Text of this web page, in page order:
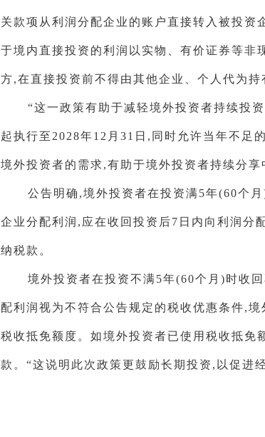
关款项从利润分配企业的账户直接转入被投资
于境内直接投资的利润以实物、有价证券等非
方,在直接投资前不得由其他企业、个人代为持
“这一政策有助于减轻境外投资者持续投
起执行至2028年12月31日,同时允许当年不足
境外投资者的需求,有助于境外投资者持续分享
公告明确,境外投资者在投资满5年(60个
企业分配利润,应在收回投资后7日内向利润分
纳税款。
境外投资者在投资不满5年(60个月)时收
配利润视为不符合公告规定的税收优惠条件,
税收抵免额度。如境外投资者已使用税收抵
款。“这说明此次政策更鼓励长期投资,以促进